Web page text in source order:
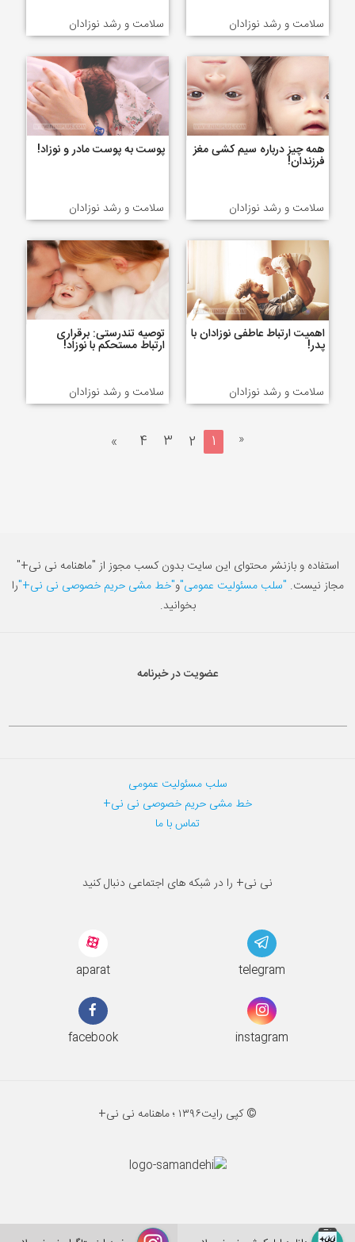
سلامت و رشد نوزادان سلامت و رشد نوزادان
همه چیز درباره سیم کشی مغز
فرزندان!
سلامت و رشد نوزادان
پوست به پوست مادر و نوزاد!
سلامت و رشد نوزادان
اهمیت ارتباط عاطفی نوزادان با
پدر!
سلامت و رشد نوزادان
توصیه تندرستی: برقراری
ارتباط مستحکم با نوزاد!
سلامت و رشد نوزادان
«
1
2
3
4
»
استفاده و بازنشر محتوای این سایت بدون کسب مجوز از "ماهنامه نی نی+"
مجاز نیست. "سلب مسئولیت عمومی"و"خط مشی حریم خصوصی نی نی+"را
بخوانید.
عضویت در خبرنامه
سلب مسئولیت عمومی
خط مشی حریم خصوصی نی نی+
تماس با ما
نی نی+ را در شبکه های اجتماعی دنبال کنید
aparat telegram
facebook instagram
© کپی رایت۱۳۹۶ ؛ ماهنامه نی نی+